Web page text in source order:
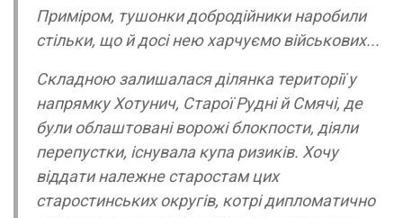
Приміром, тушонки добродійники наробили
стільки, що й досі нею харчуємо військових...
Складною залишалася ділянка території у
напрямку Хотунич, Старої Рудні й Смячі, де
були облаштовані ворожі блокпости, діяли
перепустки, існувала купа ризиків. Хочу
віддати належне старостам цих
старостинських округів, котрі дипломатично